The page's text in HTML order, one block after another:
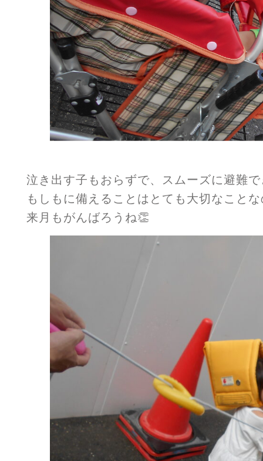
泣き出す子もおらずで、スムーズに避難
もしもに備えることはとても大切なこと
来月もがんばろうね👏